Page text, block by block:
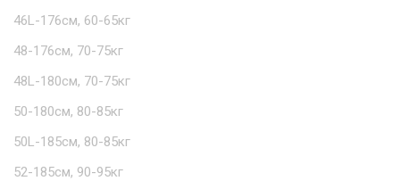
46L-176см, 60-65кг
48-176см, 70-75кг
48L-180см, 70-75кг
50-180см, 80-85кг
50L-185см, 80-85кг
52-185см, 90-95кг